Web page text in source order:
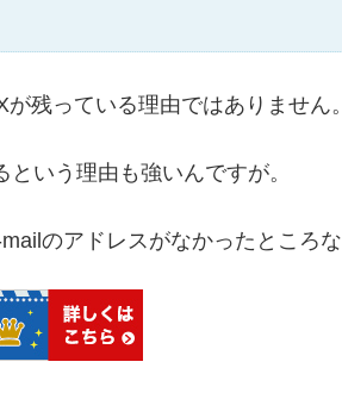
残っている理由ではありません。
いう理由も強いんですが。
のアドレスがなかったところな